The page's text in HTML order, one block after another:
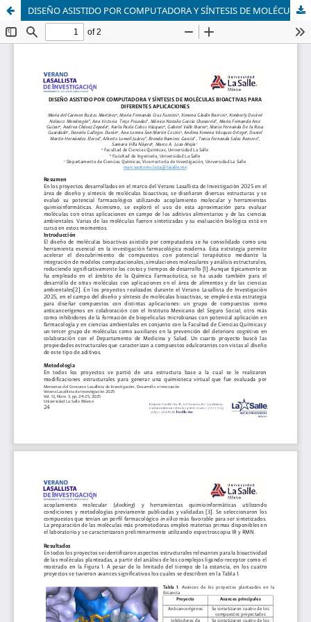
DISEÑO ASISTIDO POR COMPUTADORA Y SÍNTESIS DE MOLÉCULAS BIOACTIVAS PARA DIFERENTES APLICACIONES